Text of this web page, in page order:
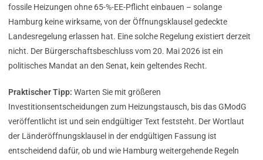
fossile Heizungen ohne 65-%-EE-Pflicht einbauen – solange
Hamburg keine wirksame, von der Öffnungsklausel gedeckte
Landesregelung erlassen hat. Eine solche Regelung existiert derzeit
nicht. Der Bürgerschaftsbeschluss vom 20. Mai 2026 ist ein
politisches Mandat an den Senat, kein geltendes Recht.
Praktischer Tipp: Warten Sie mit größeren
Investitionsentscheidungen zum Heizungstausch, bis das GModG
veröffentlicht ist und sein endgültiger Text feststeht. Der Wortlaut
der Länderöffnungsklausel in der endgültigen Fassung ist
entscheidend dafür, ob und wie Hamburg weitergehende Regeln